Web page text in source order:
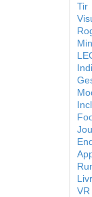
Tir
VR